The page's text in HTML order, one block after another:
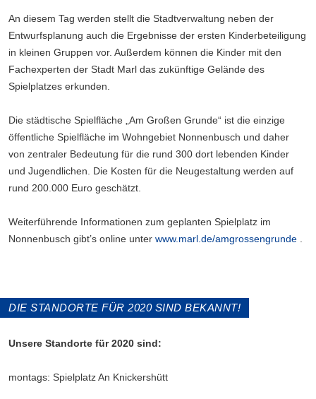
An diesem Tag werden stellt die Stadtverwaltung neben der
Entwurfsplanung auch die Ergebnisse der ersten Kinderbeteiligung
in kleinen Gruppen vor. Außerdem können die Kinder mit den
Fachexperten der Stadt Marl das zukünftige Gelände des
Spielplatzes erkunden.
Die städtische Spielfläche „Am Großen Grunde“ ist die einzige
öffentliche Spielfläche im Wohngebiet Nonnenbusch und daher
von zentraler Bedeutung für die rund 300 dort lebenden Kinder
und Jugendlichen. Die Kosten für die Neugestaltung werden auf
rund 200.000 Euro geschätzt.
Weiterführende Informationen zum geplanten Spielplatz im
Nonnenbusch gibt’s online unter www.marl.de/amgrossengrunde
DIE STANDORTE FÜR 2020 SIND BEKANNT!
Unsere Standorte für 2020 sind:
montags: Spielplatz An Knickershütt